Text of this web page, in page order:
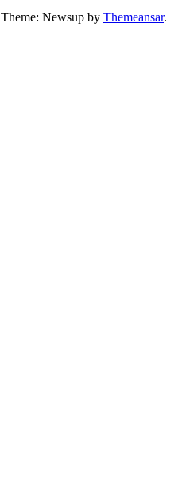
Theme: Newsup by Themeansar.